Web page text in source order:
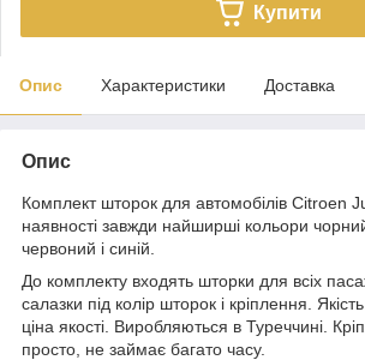
Купити
Опис Характеристики Доставка
Опис
Комплект шторок для автомобілів Citroen
наявності завжди найширші кольори
червоний і синій.
До комплекту входять шторки для всіх
салазки під колір шторок і кріплення.
ціна якості. Виробляються в Туреччині.
просто, не займає багато часу.